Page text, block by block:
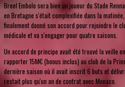
Breel Embolo sera bien un joueur du Stade
en Bretagne s'était complexifiée dans la
finalement donné son accord pour rejoindre le
médicale et va s'engager pour quatre saisons.
Un accord de principe avait été trouvé la veille
rapporter 15M€ (bonus inclus) au club de la
dernière saison où il avait inscrit 6 buts et
restait plus qu'un an de contrat avec Monaco.